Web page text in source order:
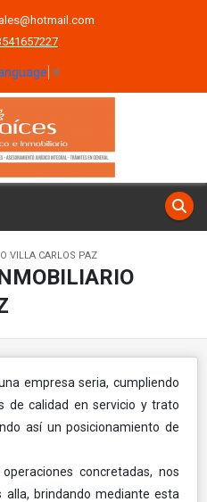
▼
VILLA CARLOS PAZ
empresa seria, cumpliendo
de calidad en servicio y trato
así un posicionamiento de
concretadas, nos
brindando mediante esta